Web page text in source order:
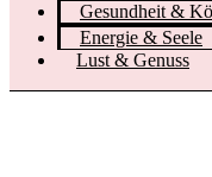
Gesundheit &
Energie & Seele
Lust & Genuss